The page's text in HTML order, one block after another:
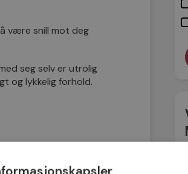
være snill mot deg
seg selv er utrolig
og lykkelig forhold.